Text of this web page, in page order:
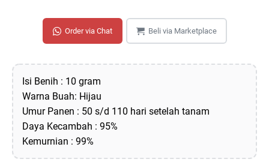
Order via Chat Beli via Marketplace
Isi Benih : 10 gram
Warna Buah: Hijau
Umur Panen : 50 s/d 110 hari setelah tanam
Daya Kecambah : 95%
Kemurnian : 99%